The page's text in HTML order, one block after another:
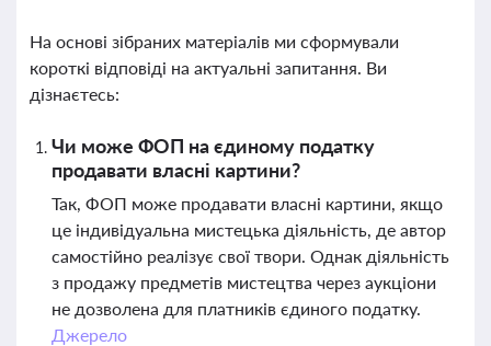
На основі зібраних матеріалів ми сформували
короткі відповіді на актуальні запитання. Ви
дізнаєтесь:
Чи може ФОП на єдиному податку
продавати власні картини?
Так, ФОП може продавати власні картини, якщо
це індивідуальна мистецька діяльність, де автор
самостійно реалізує свої твори. Однак діяльність
з продажу предметів мистецтва через аукціони
не дозволена для платників єдиного податку.
Джерело